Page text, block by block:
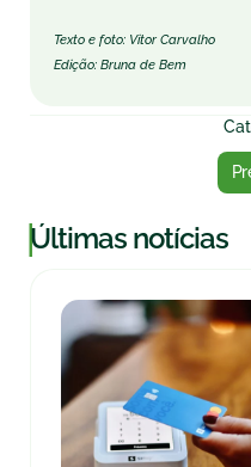
Texto e foto: Vitor Carvalho
Edição: Bruna de Bem
|Últimas notícias